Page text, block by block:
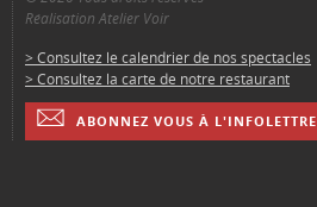
Réalisation Atelier Voir
> Consultez le calendrier de nos spectacles
> Consultez la carte de notre restaurant
ABONNEZ VOUS À L'INFOLETTRE